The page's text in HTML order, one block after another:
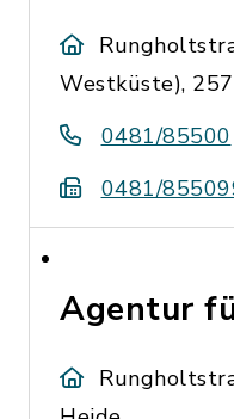
Westküste),
0481/85500
0481/
Agentur